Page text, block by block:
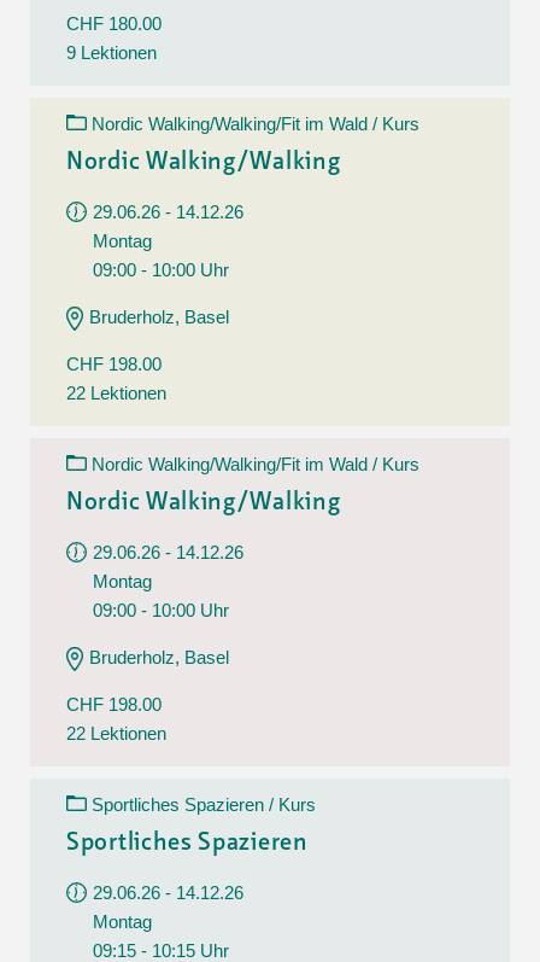
CHF 180.00
9 Lektionen
Nordic Walking/Walking/Fit im Wald / Kurs
Nordic Walking/Walking
29.06.26 - 14.12.26
Montag
09:00 - 10:00 Uhr
Bruderholz, Basel
CHF 198.00
22 Lektionen
Nordic Walking/Walking/Fit im Wald / Kurs
Nordic Walking/Walking
29.06.26 - 14.12.26
Montag
09:00 - 10:00 Uhr
Bruderholz, Basel
CHF 198.00
22 Lektionen
Sportliches Spazieren / Kurs
Sportliches Spazieren
29.06.26 - 14.12.26
Montag
09:15 - 10:15 Uhr